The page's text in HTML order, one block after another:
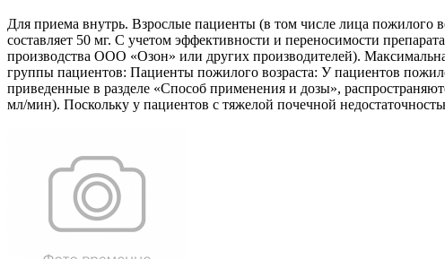
Для приема внутрь. Взрослые пациенты (в том числе лица пожилого
составляет 50 мг. С учетом эффективности и переносимости
производства ООО «Озон» или других производителей).
группы пациентов: Пациенты пожилого возраста: У пациентов
приведенные в разделе «Способ применения и дозы»,
мл/мин). Поскольку у пациентов с тяжелой почечной